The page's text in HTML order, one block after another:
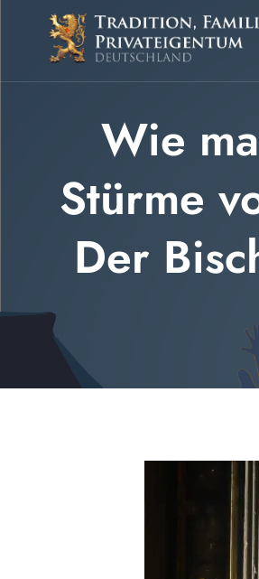
springen
Wie
Stürme
Der